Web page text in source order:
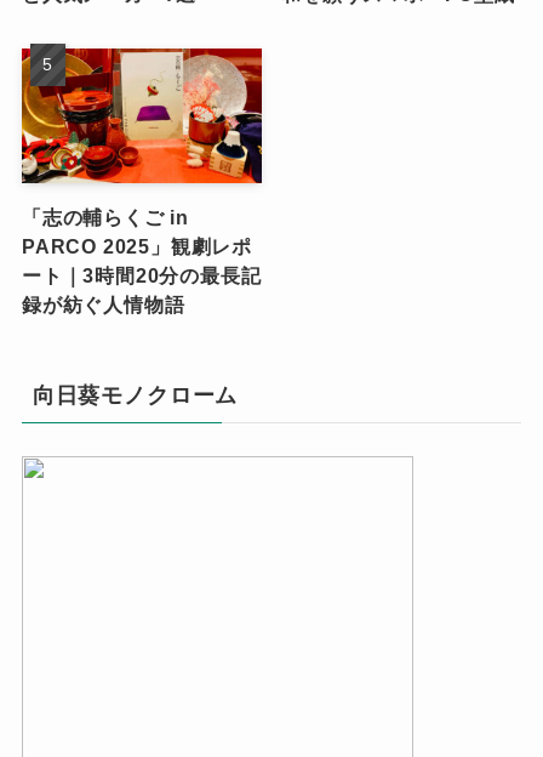
「志の輔らくご in
PARCO 2025」観劇レポ
ート｜3時間20分の最長記
録が紡ぐ人情物語
向日葵モノクローム